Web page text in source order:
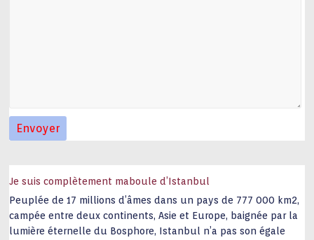
Je suis complètement maboule d’Istanbul
Peuplée de 17 millions d’âmes dans un pays de 777 000 km2,
campée entre deux continents, Asie et Europe, baignée par la
lumière éternelle du Bosphore, Istanbul n’a pas son égale